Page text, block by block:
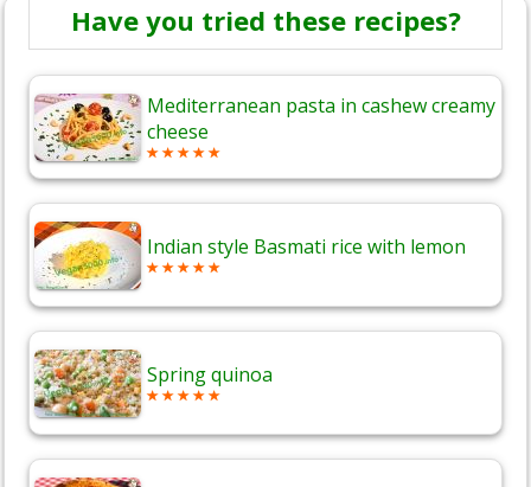
Have you tried these recipes?
Mediterranean pasta in cashew creamy
cheese
Indian style Basmati rice with lemon
Spring quinoa